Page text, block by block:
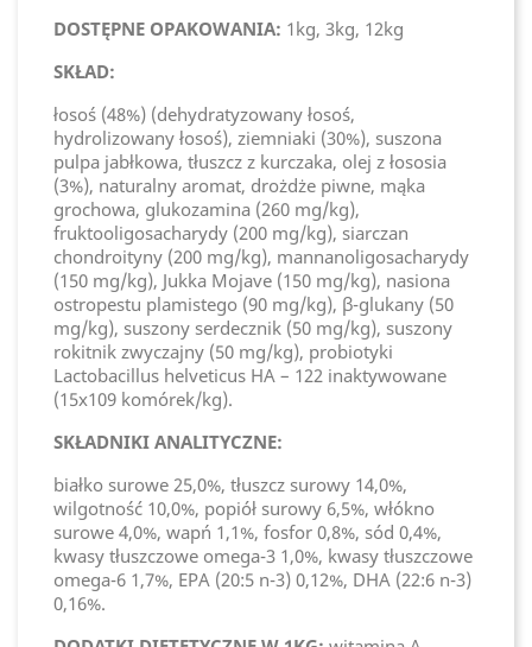
DOSTĘPNE OPAKOWANIA: 1kg, 3kg, 12kg
SKŁAD:
łosoś (48%) (dehydratyzowany łosoś,
hydrolizowany łosoś), ziemniaki (30%), suszona
pulpa jabłkowa, tłuszcz z kurczaka, olej z łososia
(3%), naturalny aromat, drożdże piwne, mąka
grochowa, glukozamina (260 mg/kg),
fruktooligosacharydy (200 mg/kg), siarczan
chondroityny (200 mg/kg), mannanoligosacharydy
(150 mg/kg), Jukka Mojave (150 mg/kg), nasiona
ostropestu plamistego (90 mg/kg), β-glukany (50
mg/kg), suszony serdecznik (50 mg/kg), suszony
rokitnik zwyczajny (50 mg/kg), probiotyki
Lactobacillus helveticus HA – 122 inaktywowane
(15x109 komórek/kg).
SKŁADNIKI ANALITYCZNE:
białko surowe 25,0%, tłuszcz surowy 14,0%,
wilgotność 10,0%, popiół surowy 6,5%, włókno
surowe 4,0%, wapń 1,1%, fosfor 0,8%, sód 0,4%,
kwasy tłuszczowe omega-3 1,0%, kwasy tłuszczowe
omega-6 1,7%, EPA (20:5 n-3) 0,12%, DHA (22:6 n-3)
0,16%.